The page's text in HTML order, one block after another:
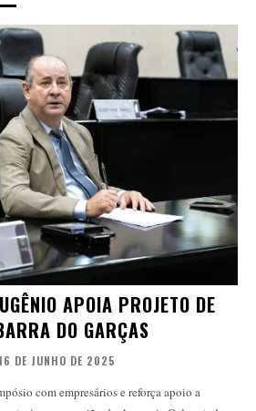
APOIA PROJETO DE
DO GARÇAS
DE JUNHO DE 2025
com empresários e reforça apoio a